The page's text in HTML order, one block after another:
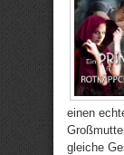
einen
gleiche